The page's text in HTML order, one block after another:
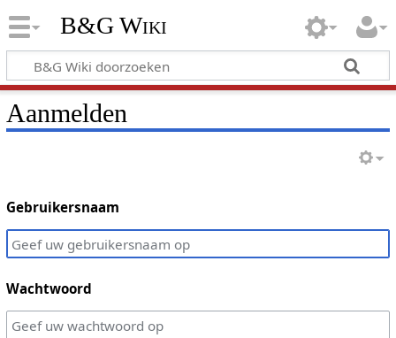
B&G Wiki
Aanmelden
Gebruikersnaam
Wachtwoord